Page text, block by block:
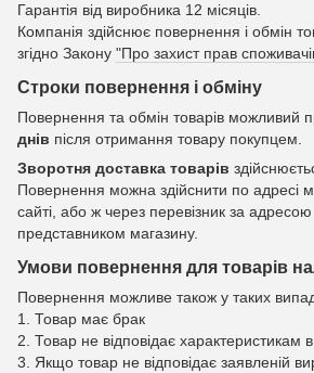
Гарантія від виробника 12 місяців.
Компанія здійснює повернення і обмін
згідно Закону "Про захист прав
Строки повернення і обміну
Повернення та обмін товарів можливий
днів після отримання товару покупцем.
Зворотня доставка товарів
Повернення можна здійснити по адресі
сайті, або ж через перевізник за
представником магазину.
Умови повернення для товарів
Повернення можливе також у таких
1. Товар має брак
2. Товар не відповідає характеристикам
3. Якщо товар не відповідає заявленій